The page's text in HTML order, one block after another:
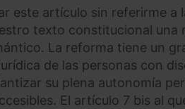
este artículo sin referirme
texto constitucional una
La reforma tiene un
de las personas con
su plena autonomía
El artículo 7 bis al